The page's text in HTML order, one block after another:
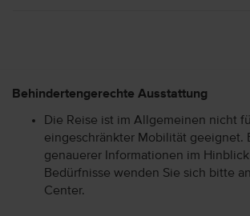
Behindertengerechte Ausstattung
Die Reise ist im Allgemeinen nicht
eingeschränkter Mobilität geeignet.
genauerer Informationen im
Bedürfnisse wenden Sie sich bitte
Center.